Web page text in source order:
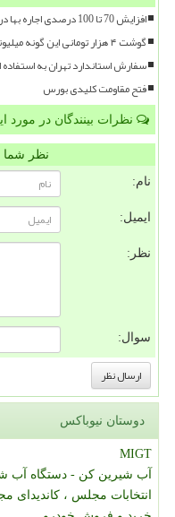
افزایش 70 تا 100 درصدی اجاره بها در تهران
گوشت ۴ هزار تومانی این گونه میلیونی قیمت خورد
سفارش استاندارد تهران به استفاده
فتح مقاومت کلیدی بورس
نظرات بینندگان در مورد
نظر شما
نام:
ایمیل:
نظر:
سوال:
دوستان نیوباکس
MIGT
آب شیرین کن - دستگاه آب
انتخابات مجلس ، کاندیدای